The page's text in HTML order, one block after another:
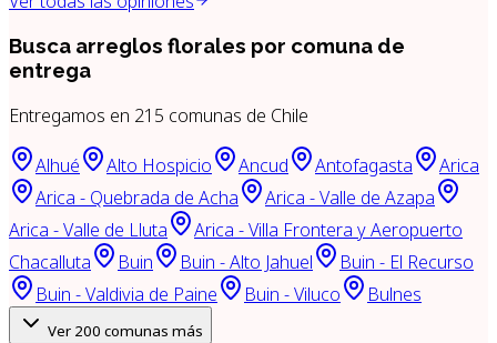
Busca arreglos florales por comuna de
entrega
Entregamos en 215 comunas de Chile
Alhué Alto Hospicio Ancud Antofagasta
Arica
Arica - Quebrada de Acha
Arica - Valle de Azapa
Arica - Valle de Lluta
Arica - Villa Frontera y Aeropuerto
Chacalluta
Buin Buin - Alto Jahuel
Buin - El Recurso
Buin - Valdivia de Paine
Buin - Viluco Bulnes
Ver 200 comunas más